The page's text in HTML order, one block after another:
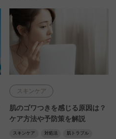
スキンケア
肌のゴワつきを感じる原因は？
ケア方法や予防策を解説
スキンケア 対処法 肌トラブル